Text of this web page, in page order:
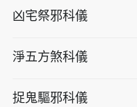
凶宅祭邪科儀
淨五方煞科儀
捉鬼驅邪科儀